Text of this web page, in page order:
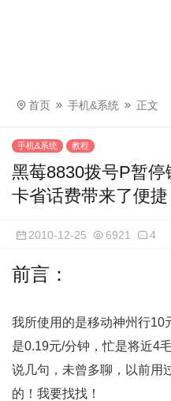
首页 手机&系统 正文
手机&系统 教程
黑莓8830拨号P暂
卡省话费带来了便
2010-12-25 6921 4
前言：
我所使用的是移动神州行10
是0.19元/分钟，忙是将近4
说几句，未曾多聊，以前用
的！我要找找！